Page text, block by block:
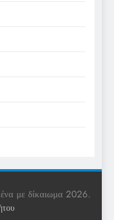
με δίκαιωμα 2026.